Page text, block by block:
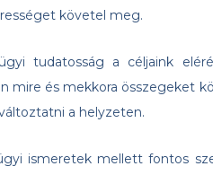
követel meg.
tudatosság a céljaink
mire és mekkora összegeket
a helyzeten.
ismeretek mellett fontos